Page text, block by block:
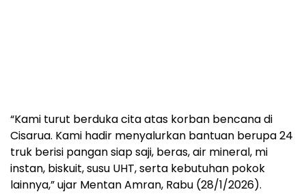
“Kami turut berduka cita atas korban bencana di
Cisarua. Kami hadir menyalurkan bantuan berupa 24
truk berisi pangan siap saji, beras, air mineral, mi
instan, biskuit, susu UHT, serta kebutuhan pokok
lainnya,” ujar Mentan Amran, Rabu (28/1/2026).